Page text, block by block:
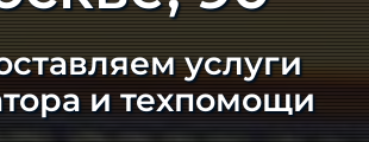
услуги
и техпомощи